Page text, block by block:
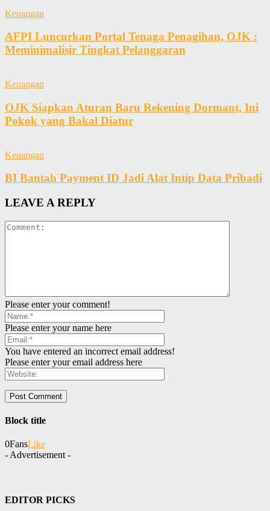
Keuangan
AFPI Luncurkan Portal Tenaga Penagihan, OJK :
Meminimalisir Tingkat Pelanggaran
Keuangan
OJK Siapkan Aturan Baru Rekening Dormant, Ini
Pokok yang Bakal Diatur
Keuangan
BI Bantah Payment ID Jadi Alat Intip Data Pribadi
LEAVE A REPLY
Please enter your comment!
Please enter your name here
You have entered an incorrect email address!
Please enter your email address here
Block title
0FansLike
- Advertisement -
EDITOR PICKS